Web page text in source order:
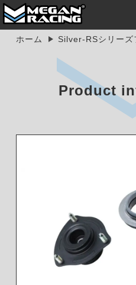
ホーム Silver-RSシリーズ
Product